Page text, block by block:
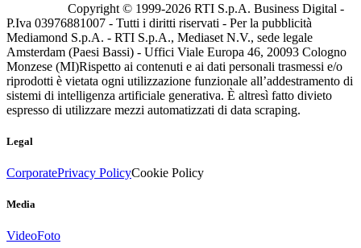
Copyright © 1999-2026 RTI S.p.A. Business Digital -
P.Iva 03976881007 - Tutti i diritti riservati - Per la pubblicità
Mediamond S.p.A. - RTI S.p.A., Mediaset N.V., sede legale
Amsterdam (Paesi Bassi) - Uffici Viale Europa 46, 20093 Cologno
Monzese (MI)Rispetto ai contenuti e ai dati personali trasmessi e/o
riprodotti è vietata ogni utilizzazione funzionale all’addestramento di
sistemi di intelligenza artificiale generativa. È altresì fatto divieto
espresso di utilizzare mezzi automatizzati di data scraping.
Legal
CorporatePrivacy PolicyCookie Policy
Media
VideoFoto